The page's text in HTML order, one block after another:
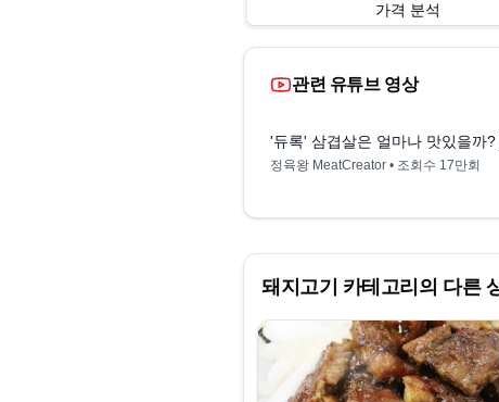
가격 분석
관련 유튜브 영상
'듀록' 삼겹살은 얼마나 맛있을까?
정육왕 MeatCreator • 조회수 17만회
돼지고기 카테고리의 다른